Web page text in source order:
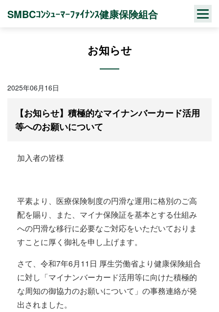
SMBCｺﾝｼｭｰﾏｰﾌｧｲﾅﾝｽ健康保険組合
お知らせ
2025年06月16日
【お知らせ】積極的なマイナンバーカード活用
等へのお願いについて
加入者の皆様
平素より、医療保険制度の円滑な運用に格別のご高
配を賜り、また、マイナ保険証を基本とする仕組み
への円滑な移行に必要なご対応をいただいておりま
すことに厚く御礼を申し上げます。
さて、令和7年6月11日 厚生労働省より健康保険組合
に対し「マイナンバーカード活用等に向けた積極的
な周知の御協力のお願いについて」の事務連絡が発
出されました。